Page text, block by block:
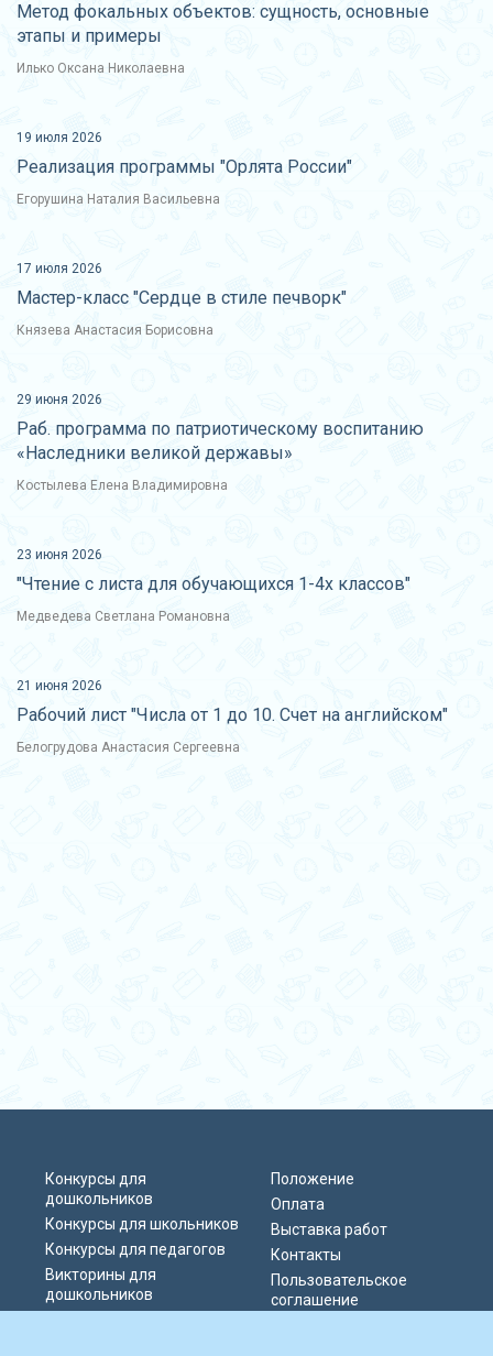
Метод фокальных объектов: сущность, основные
этапы и примеры
Илько Оксана Николаевна
19 июля 2026
Реализация программы "Орлята России"
Егорушина Наталия Васильевна
17 июля 2026
Мастер-класс "Сердце в стиле печворк"
Князева Анастасия Борисовна
29 июня 2026
Раб. программа по патриотическому воспитанию
«Наследники великой державы»
Костылева Елена Владимировна
23 июня 2026
"Чтение с листа для обучающихся 1-4х классов"
Медведева Светлана Романовна
21 июня 2026
Рабочий лист "Числа от 1 до 10. Счет на английском"
Белогрудова Анастасия Сергеевна
Конкурсы для
дошкольников
Конкурсы для школьников
Конкурсы для педагогов
Викторины для
дошкольников
Положение
Оплата
Выставка работ
Контакты
Пользовательское
соглашение